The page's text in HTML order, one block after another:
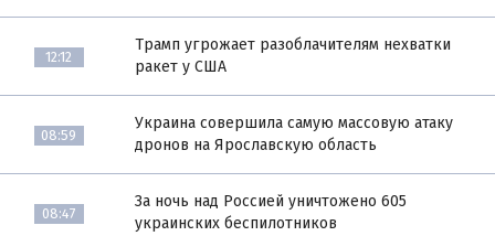
12:12
Трамп угрожает разоблачителям нехватки
ракет у США
08:59
Украина совершила самую массовую атаку
дронов на Ярославскую область
08:47
За ночь над Россией уничтожено 605
украинских беспилотников